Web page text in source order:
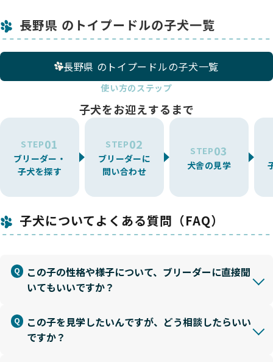
長野県 のトイプードルの子犬一覧
長野県 のトイプードルの子犬一覧
使い方のステップ
子犬をお迎えするまで
STEP01
ブリーダー・
子犬を探す
STEP02
ブリーダーに
問い合わせ
STEP03
犬舎の見学
子犬についてよくある質問（FAQ）
この子の性格や様子について、ブリーダーに直接聞
いてもいいですか？
この子を見学したいんですが、どう相談したらいい
ですか？